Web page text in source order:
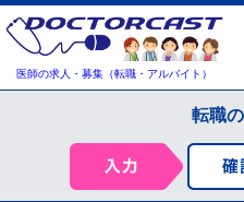
医師の求人・募集（転職・アルバイト）
転職